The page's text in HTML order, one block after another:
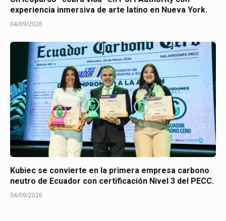
experiencia inmersiva de arte latino en Nueva York.
04/09/2026
Kubiec se convierte en la primera empresa carbono
neutro de Ecuador con certificación Nivel 3 del PECC.
04/09/2026